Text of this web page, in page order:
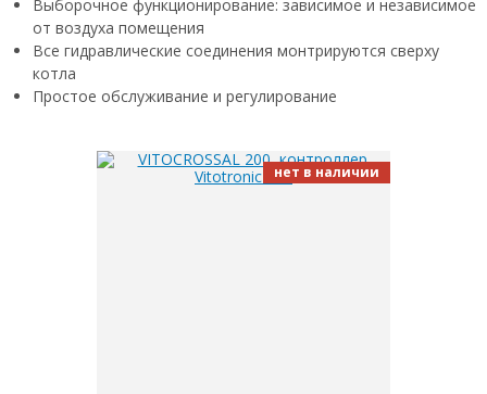
Выборочное функционирование: зависимое и независимое
от воздуха помещения
Все гидравлические соединения монтрируются сверху
котла
Простое обслуживание и регулирование
нет в наличии